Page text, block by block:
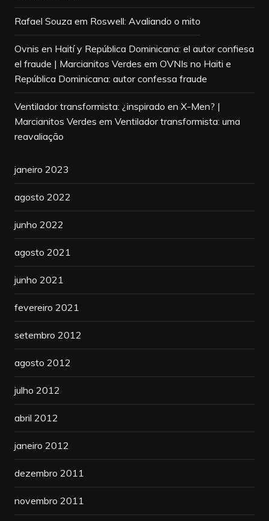
Rafael Souza em Roswell: Avaliando o mito
Ovnis en Haití y República Dominicana: el autor confiesa
el fraude | Marcianitos Verdes em OVNIs no Haiti e
República Dominicana: autor confessa fraude
Ventilador transformista: ¿inspirado en X-Men? |
Marcianitos Verdes em Ventilador transformista: uma
reavaliação
janeiro 2023
agosto 2022
junho 2022
agosto 2021
junho 2021
fevereiro 2021
setembro 2012
agosto 2012
julho 2012
abril 2012
janeiro 2012
dezembro 2011
novembro 2011